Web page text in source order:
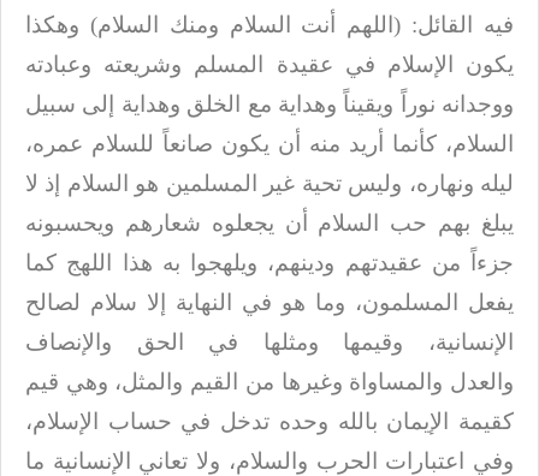
فيه القائل: (اللهم أنت السلام ومنك السلام) وهكذا
يكون
الإسلام في عقيدة المسلم وشريعته وعبادته
ووجدانه نوراً ويقيناً وهداية مع الخلق وهداية إلى سبيل
السلام، كأنما أريد منه أن يكون صانعاً للسلام عمره،
ليله ونهاره، وليس تحية غير المسلمين هو السلام إذ لا
يبلغ بهم حب السلام أن يجعلوه شعارهم ويحسبونه
جزءاً من عقيدتهم ودينهم، ويلهجوا به هذا اللهج كما
يفعل المسلمون، وما هو في النهاية إلا سلام لصالح
الإنسانية، وقيمها ومثلها في الحق والإنصاف
والعدل والمساواة وغيرها من القيم والمثل، وهي قيم
كقيمة الإيمان بالله وحده تدخل في حساب
الإسلام،
وفي اعتبارات الحرب والسلام، ولا تعاني الإنسانية ما